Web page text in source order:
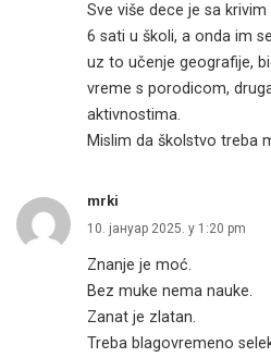
Sve više dece je sa
6 sati u školi, a onda im
uz to učenje geografije,
vreme s porodicom,
aktivnostima.
Mislim da školstvo treba
mrki
10. јануар 2025. у 1:20 pm
Znanje je moć.
Bez muke nema nauke.
Zanat je zlatan.
Treba blagovremeno